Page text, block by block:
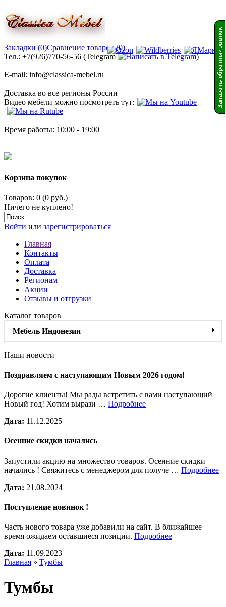
Закладки (0)Сравнение товаров (0)
Тел.: +7(926)770-56-56 (Telegram
)
E-mail: info@classica-mebel.ru
Доставка во все регионы России
Видео мебели можно посмотреть тут:
Время работы: 10:00 - 19:00
Корзина покупок
Товаров: 0 (0 руб.)
Ничего не куплено!
Войти или зарегистрироваться
Главная
Контакты
Оплата
Доставка
Регионам
Акции
Отзывы и отгрузки
Каталог товаров
Мебель Индонезии
Наши новости
Поздравляем с наступающим Новым 2026 годом!
Дорогие клиенты! Мы рады встретить с вами наступающий
Новый год! Хотим вырази … Подробнее
Дата: 11.12.2025
Осенние скидки начались
Запустили акцию на множество товаров. Осенние скидки
начались ! Свяжитесь с менеджером для получе … Подробнее
Дата: 21.08.2024
Поступление новинок !
Часть нового товара уже добавили на сайт. В ближайшее
время ожидаем оставшиеся позиции. Подробнее
Дата: 11.09.2023
Главная » Тумбы
Тумбы